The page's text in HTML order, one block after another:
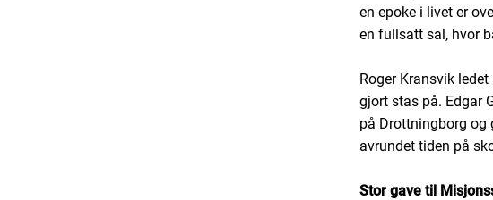
en epoke i livet er
en fullsatt sal, hvor
Roger Kransvik
gjort stas på. Edgar
på Drottningborg og
avrundet tiden på
Stor gave til